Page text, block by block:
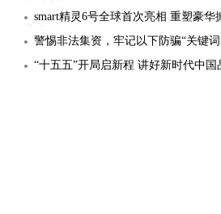
smart精灵6号全球首次亮相 重塑豪华
警惕非法集资，牢记以下防骗“关键词
“十五五”开局启新程 讲好新时代中国